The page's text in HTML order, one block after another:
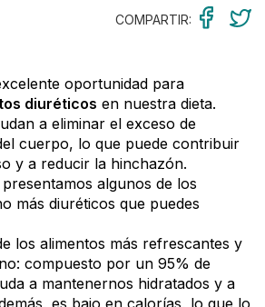
COMPARTIR:
oportunidad para
diuréticos en nuestra dieta.
a eliminar el exceso de
cuerpo, lo que puede contribuir
y a reducir la hinchazón.
algunos de los
más diuréticos que puedes
los alimentos más refrescantes y
compuesto por un 95% de
a mantenernos hidratados y a